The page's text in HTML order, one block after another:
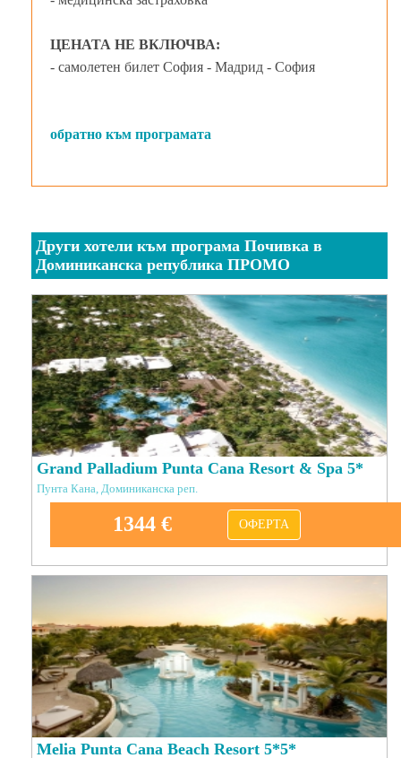
ЦЕНАТА НЕ ВКЛЮЧВА:
- самолетен билет София - Мадрид - София
обратно към програмата
Други хотели към програма Почивка в
Доминиканска република ПРОМО
Grand Palladium Punta Cana Resort & Spa 5*
Пунта Кана, Доминиканска реп.
1344 € ОФЕРТА
Melia Punta Cana Beach Resort 5*5*